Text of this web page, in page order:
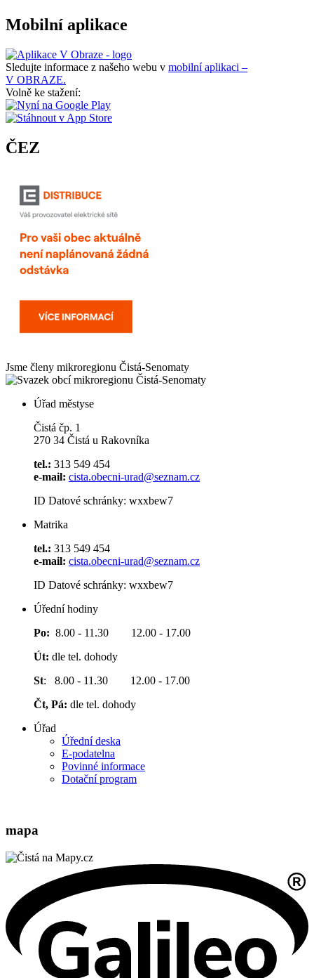
Mobilní aplikace
Sledujte informace z našeho webu v mobilní aplikaci –
V OBRAZE.
Volně ke stažení:
ČEZ
Jsme členy mikroregionu Čistá-Senomaty
Úřad městyse
Čistá čp. 1
270 34 Čistá u Rakovníka
tel.: 313 549 454
e-mail: cista.obecni-urad@seznam.cz
ID Datové schránky: wxxbew7
Matrika
tel.: 313 549 454
e-mail: cista.obecni-urad@seznam.cz
ID Datové schránky: wxxbew7
Úřední hodiny
Po: 8.00 - 11.30 12.00 - 17.00
Út: dle tel. dohody
St: 8.00 - 11.30 12.00 - 17.00
Čt, Pá: dle tel. dohody
Úřad
Úřední deska
E-podatelna
Povinné informace
Dotační program
mapa